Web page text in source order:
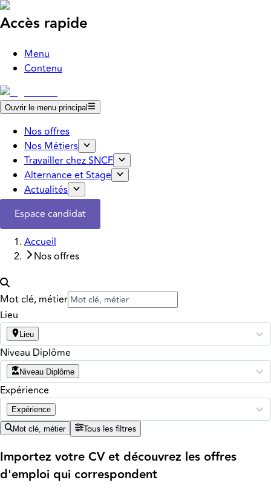
Accès rapide
Menu
Contenu
Ouvrir le menu principal
Nos offres
Nos Métiers
Travailler chez SNCF
Alternance et Stage
Actualités
Espace candidat
Accueil
Nos offres
Mot clé, métier
Lieu
Lieu
Niveau Diplôme
Niveau Diplôme
Expérience
Expérience
Mot clé, métier Tous les filtres
Importez votre CV et découvrez les offres
d'emploi qui correspondent